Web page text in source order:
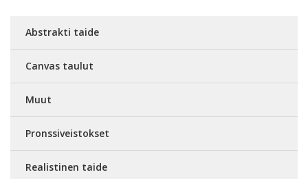
Abstrakti taide
Canvas taulut
Muut
Pronssiveistokset
Realistinen taide